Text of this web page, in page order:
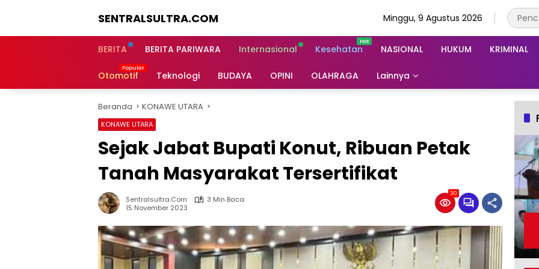
SENTRALSULTRA.COM Minggu, 9 Agustus 2026
BERITA BERITA PARIWARA Internasional Kesehatan NASIONAL HUKUM KRIMINAL
Otomotif Teknologi BUDAYA OPINI OLAHRAGA Lainnya
Beranda KONAWE UTARA
KONAWE UTARA
Sejak Jabat Bupati Konut, Ribuan Petak
Tanah Masyarakat Tersertifikat
Sentralsultra.com
3 Min Baca
15 November 2023
30